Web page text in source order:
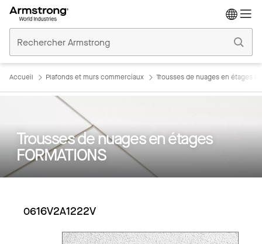
Plafonds
Commerciaux
Accueil Plafonds et murs commerciaux Trousses de nuages en étages
Trousses de nuages en étages
FORMATIONS
0616V2A1222V